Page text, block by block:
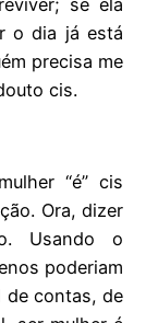
o dia já está
precisa me
cis.
“é” cis
Ora, dizer
Usando o
poderiam
de contas, de